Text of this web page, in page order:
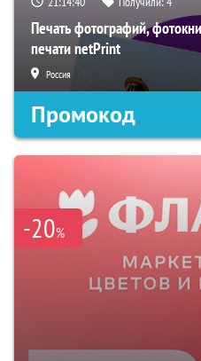
Печать фотографий,
печати netPrint
Россия
Промокод
-20%